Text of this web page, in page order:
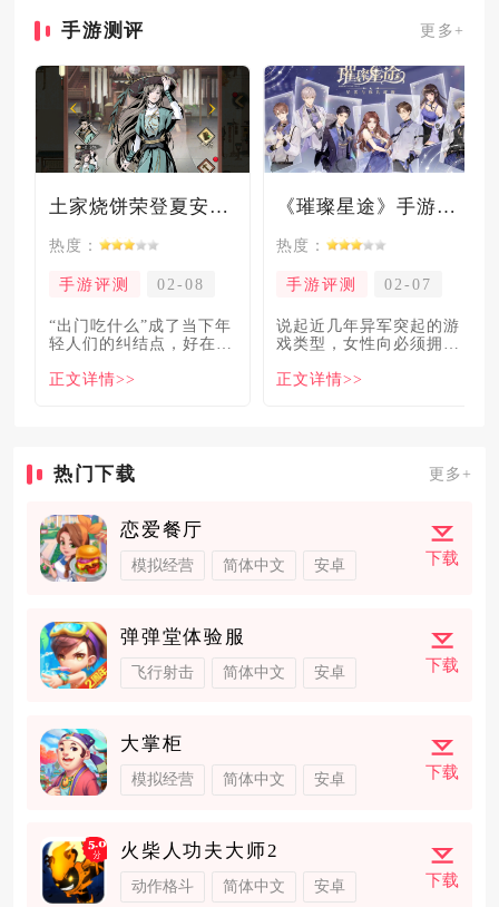
手游测评 更多+
土家烧饼荣登夏安必吃榜？烧饼西施摇身成流量网红！
热度：
手游评测 02-08
“出门吃什么”成了当下年
轻人们的纠结点，好在美
解
正文详情>>
《璀璨星途》手游测评：专注事业与搞钱，这波“真香”了！
热度：
手游评测 02-07
说起近几年异军突起的游
戏类型，女性向必须拥有
名大
正文详情>>
热门下载 更多+
恋爱餐厅
模拟经营 简体中文 安卓 下载
弹弹堂体验服
飞行射击 简体中文 安卓 下载
大掌柜
模拟经营 简体中文 安卓 下载
火柴人功夫大师2
动作格斗 简体中文 安卓 下载